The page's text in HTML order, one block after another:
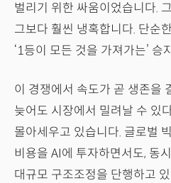
벌리기 위한 싸움이었습니다.
그보다 훨씬 냉혹합니다. 단순
‘1등이 모든 것을 가져가는’ 승
이 경쟁에서 속도가 곧 생존을
늦어도 시장에서 밀려날 수 있
몰아세우고 있습니다. 글로벌
비용을 AI에 투자하면서도, 동
대규모 구조조정을 단행하고